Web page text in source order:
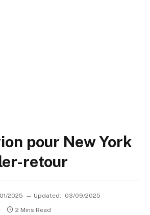
pour New York
retour
2025 Updated:
03/09/2025
2 Mins Read